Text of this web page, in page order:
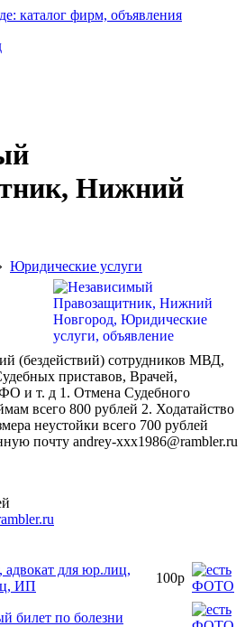
каталог фирм, объявления
Нижний
Юридические услуги
(бездействий) сотрудников МВД,
приставов, Врачей,
и т. д 1. Отмена Судебного
всего 800 рублей 2. Ходатайство
неустойки всего 700 рублей
почту andrey-xxx1986@rambler.ru
для юр.лиц,
ИП
100р
билет по болезни